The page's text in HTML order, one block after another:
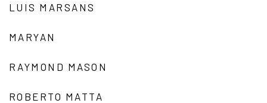
LUIS MARSANS
MARYAN
RAYMOND MASON
ROBERTO MATTA